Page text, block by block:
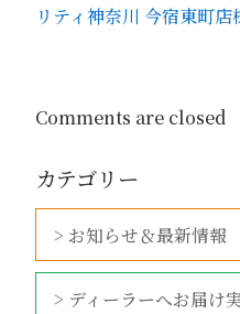
リティ神奈川 今宿東町
Comments are closed
カテゴリー
> お知らせ＆最新情報
> ディーラーへお届け